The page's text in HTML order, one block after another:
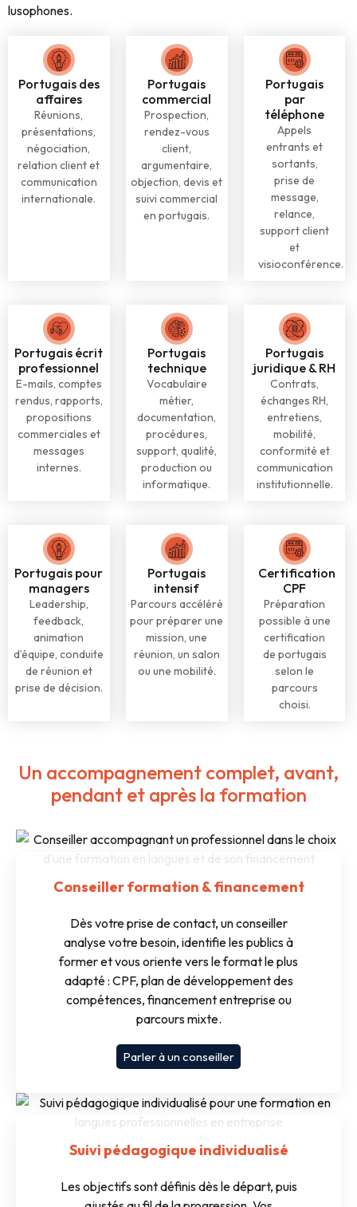
lusophones.
Portugais des
affaires
Réunions,
présentations,
négociation,
relation client et
communication
internationale.
Portugais
commercial
Prospection,
rendez-vous
client,
argumentaire,
objection, devis et
suivi commercial
en portugais.
Portugais
par
téléphone
Appels
entrants et
sortants,
prise de
message,
relance,
support client
et
visioconférence.
Portugais écrit
professionnel
E-mails, comptes
rendus, rapports,
propositions
commerciales et
messages
internes.
Portugais
technique
Vocabulaire
métier,
documentation,
procédures,
support, qualité,
production ou
informatique.
Portugais
juridique & RH
Contrats,
échanges RH,
entretiens,
mobilité,
conformité et
communication
institutionnelle.
Portugais pour
managers
Leadership,
feedback,
animation
d’équipe, conduite
de réunion et
prise de décision.
Portugais
intensif
Parcours accéléré
pour préparer une
mission, une
réunion, un salon
ou une mobilité.
Certification
CPF
Préparation
possible à une
certification
de portugais
selon le
parcours
choisi.
Un accompagnement complet, avant,
pendant et après la formation
Conseiller formation & financement
Dès votre prise de contact, un conseiller
analyse votre besoin, identifie les publics à
former et vous oriente vers le format le plus
adapté : CPF, plan de développement des
compétences, financement entreprise ou
parcours mixte.
Parler à un conseiller
Suivi pédagogique individualisé
Les objectifs sont définis dès le départ, puis